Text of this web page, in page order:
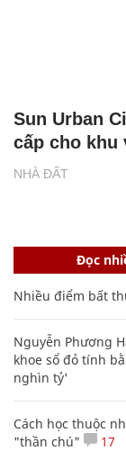
NHÀ ĐẤT
Sun Urban
cấp cho khu
Đọc
Nhiều điểm bất
Nguyễn Phương
khoe sổ đỏ tính
nghìn tỷ'
Cách học thuộc
"thần chú"
17